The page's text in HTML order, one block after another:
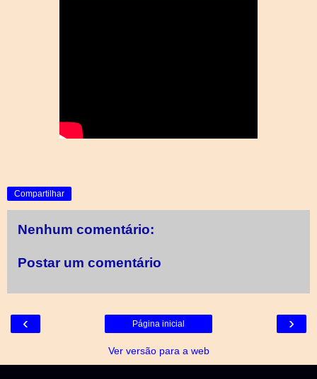
Compartilhar
Nenhum comentário:
Postar um comentário
‹ ›
Página inicial
Ver versão para a web